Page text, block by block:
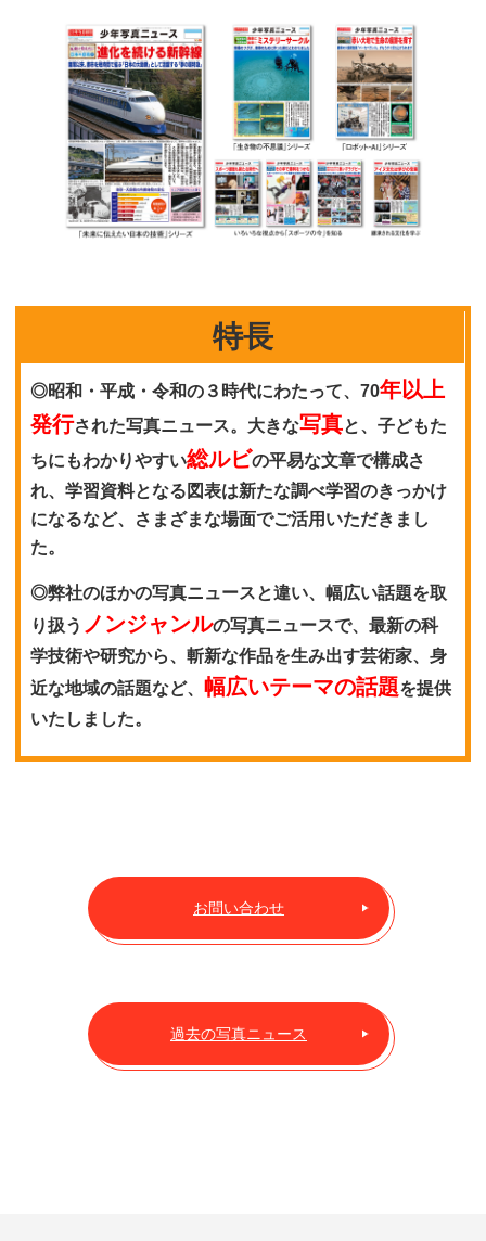
特長
◎昭和・平成・令和の３時代にわたって、70年以上
発行された写真ニュース。大きな写真と、子どもた
ちにもわかりやすい総ルビの平易な文章で構成さ
れ、学習資料となる図表は新たな調べ学習のきっかけ
になるなど、さまざまな場面でご活用いただきまし
た。
◎弊社のほかの写真ニュースと違い、幅広い話題を取
り扱う ノンジャンルの写真ニュースで、最新の科
学技術や研究から、斬新な作品を生み出す芸術家、身
近な地域の話題など、 幅広いテーマの話題を提供
いたしました。
お問い合わせ
過去の写真ニュース